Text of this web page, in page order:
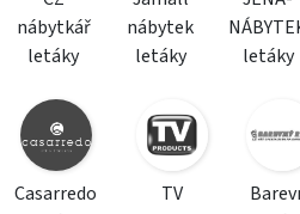
nábytkář
letáky
nábytek
letáky
letáky
Casarredo
TV